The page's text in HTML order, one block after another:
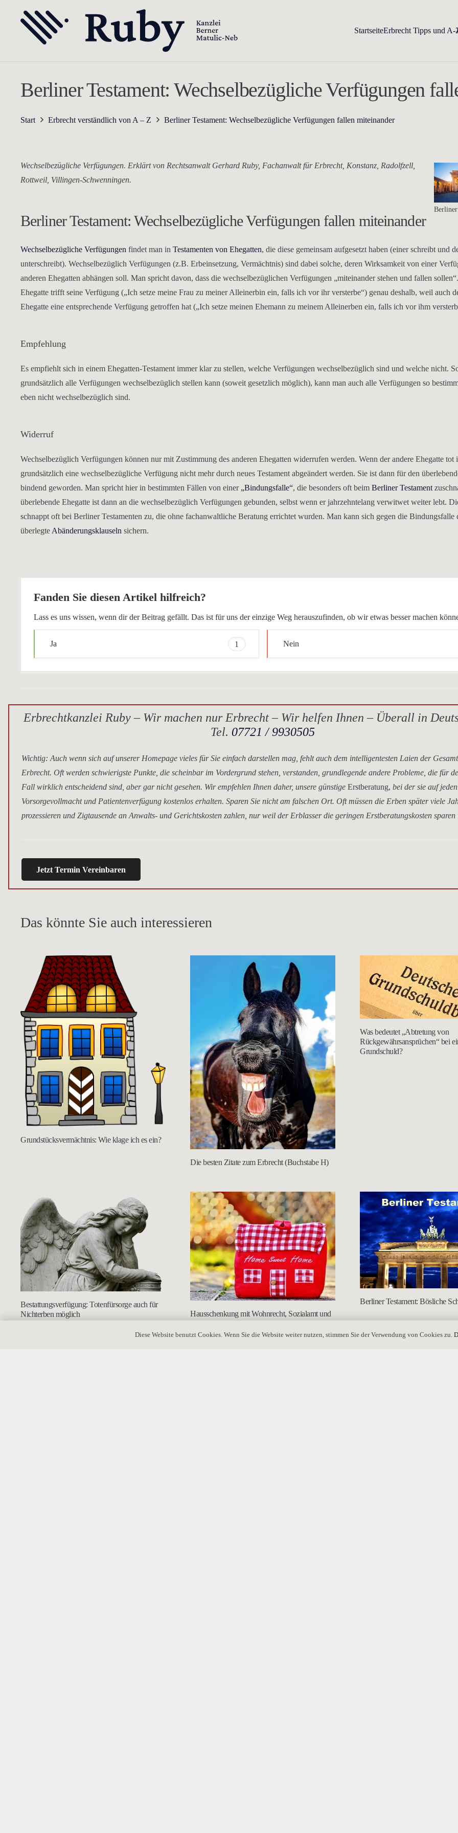
StartseiteErbrecht Tipps und A-
Berliner Testament: Wechselbezügliche Verfügungen
Start Erbrecht verständlich von A – Z Berliner Testament: Wechselbezügliche Verfügungen fallen miteinander
Berliner
Wechselbezügliche Verfügungen. Erklärt von Rechtsanwalt Gerhard Ruby, Fachanwalt für Erbrecht, Konstanz, Radolfzell,
Rottweil, Villingen-Schwenningen.
Berliner Testament: Wechselbezügliche Verfügungen fallen miteinander
Wechselbezügliche Verfügungen findet man in Testamenten von Ehegatten, die diese gemeinsam aufgesetzt haben (einer schreibt und
unterschreibt). Wechselbezüglich Verfügungen (z.B. Erbeinsetzung, Vermächtnis) sind dabei solche, deren Wirksamkeit von einer
anderen Ehegatten abhängen soll. Man spricht davon, dass die wechselbezüglichen Verfügungen „miteinander stehen und fallen
Ehegatte trifft seine Verfügung („Ich setze meine Frau zu meiner Alleinerbin ein, falls ich vor ihr versterbe“) genau deshalb, weil auch
Ehegatte eine entsprechende Verfügung getroffen hat („Ich setze meinen Ehemann zu meinem Alleinerben ein, falls ich vor ihm
Empfehlung
Es empfiehlt sich in einem Ehegatten-Testament immer klar zu stellen, welche Verfügungen wechselbezüglich sind und welche nicht.
grundsätzlich alle Verfügungen wechselbezüglich stellen kann (soweit gesetzlich möglich), kann man auch alle Verfügungen so
eben nicht wechselbezüglich sind.
Widerruf
Wechselbezüglich Verfügungen können nur mit Zustimmung des anderen Ehegatten widerrufen werden. Wenn der andere Ehegatte tot
grundsätzlich eine wechselbezügliche Verfügung nicht mehr durch neues Testament abgeändert werden. Sie ist dann für den
bindend geworden. Man spricht hier in bestimmten Fällen von einer „Bindungsfalle“, die besonders oft beim Berliner Testament
überlebende Ehegatte ist dann an die wechselbezüglich Verfügungen gebunden, selbst wenn er jahrzehntelang verwitwet weiter lebt.
schnappt oft bei Berliner Testamenten zu, die ohne fachanwaltliche Beratung errichtet wurden. Man kann sich gegen die Bindungsfalle
überlegte Abänderungsklauseln sichern.
Fanden Sie diesen Artikel hilfreich?
Lass es uns wissen, wenn dir der Beitrag gefällt. Das ist für uns der einzige Weg herauszufinden, ob wir etwas besser machen
Ja 1 Nein
Erbrechtkanzlei Ruby – Wir machen nur Erbrecht – Wir helfen Ihnen – Überall in
Tel. 07721 / 9930505
Wichtig: Auch wenn sich auf unserer Homepage vieles für Sie einfach darstellen mag, fehlt auch dem intelligentesten Laien der
Erbrecht. Oft werden schwierigste Punkte, die scheinbar im Vordergrund stehen, verstanden, grundlegende andere Probleme, die für
Fall wirklich entscheidend sind, aber gar nicht gesehen. Wir empfehlen Ihnen daher, unsere günstige Erstberatung, bei der sie auf
Vorsorgevollmacht und Patientenverfügung kostenlos erhalten. Sparen Sie nicht am falschen Ort. Oft müssen die Erben später viele
prozessieren und Zigtausende an Anwalts- und Gerichtskosten zahlen, nur weil der Erblasser die geringen Erstberatungskosten
Jetzt Termin Vereinbaren
Das könnte Sie auch interessieren
Grundstücksvermächtnis: Wie klage ich es ein?
Die besten Zitate zum Erbrecht (Buchstabe H)
Was bedeutet „Abtretung von
Rückgewährsansprüchen“ bei
Grundschuld?
Bestattungsverfügung: Totenfürsorge auch für
Nichterben möglich
Hausschenkung mit Wohnrecht, Sozialamt und
Pflegefall
Berliner Testament: Bösliche
Diese Website benutzt Cookies. Wenn Sie die Website weiter nutzen, stimmen Sie der Verwendung von Cookies zu.